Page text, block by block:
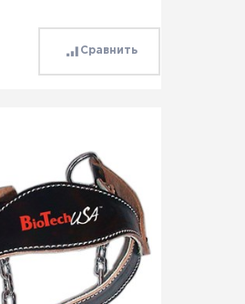
Сравнить